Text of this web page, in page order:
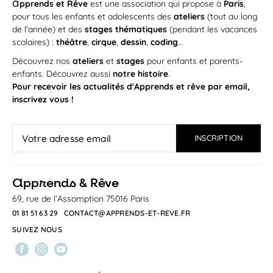
AOÛT
Théâtre ou Anglais / multisports ou
Botanique ou Echecs
Au programme Vous pouvez composer la
journée de votre enfant parmi...
TEP SARRAIL
STAGE
LUN
AOÛT
Du lundi 24 vendredi 28 août 2026
🎪 Initiation au cirque pour les 3-5
pprends et Rêve est une association qui propose à Paris,
pour tous les enfants et adolescents des ateliers (tout au long
de l'année) et des stages thématiques (pendant les vacances
scolaires) : théâtre, cirque, dessin, coding...
Découvrez nos ateliers et stages pour enfants et parents-
enfants. Découvrez aussi notre histoire.
Pour recevoir les actualités d'Apprends et rêve par email,
inscrivez vous !
apprends & Rêve
69, rue de l’Assomption 75016 Paris
01 81 51 63 29
CONTACT@APPRENDS-ET-REVE.FR
SUIVEZ NOUS